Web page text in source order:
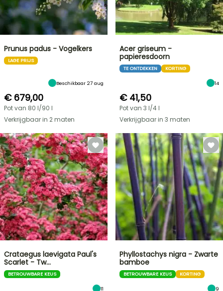
Prunus padus - Vogelkers
LAGE PRIJS
Beschikbaar 27 aug
€ 679,00
Pot van 80 l/90 l
Verkrijgbaar in 2 maten
Acer griseum -
papieresdoorn
TE ONTDEKKEN KORTING
14
€ 41,50
Pot van 3 l/4 l
Verkrijgbaar in 3 maten
Crataegus laevigata Paul's
Scarlet - Tw…
BETROUWBARE KEUS
11
Phyllostachys nigra - Zwarte
bamboe
BETROUWBARE KEUS KORTING
9